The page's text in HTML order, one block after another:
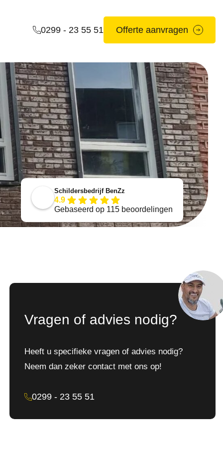
0299 - 23 55 51 Offerte aanvragen
Schildersbedrijf BenZz
4.9
Gebaseerd op 115 beoordelingen
Vragen of advies nodig?
Heeft u specifieke vragen of advies nodig?
Neem dan zeker contact met ons op!
0299 - 23 55 51